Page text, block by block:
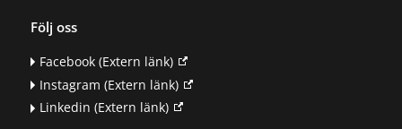
Följ oss
Facebook(Extern länk)
Instagram (Extern länk)
Linkedin (Extern länk)